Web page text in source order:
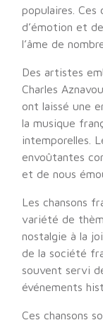
populaires. Ces
d’émotion et
l’âme de
Des artistes
Charles
ont laissé une
la musique
intemporelles.
envoûtantes
et de nous
Les chansons
variété de
nostalgie à la
de la société
souvent servi
événements
Ces chansons